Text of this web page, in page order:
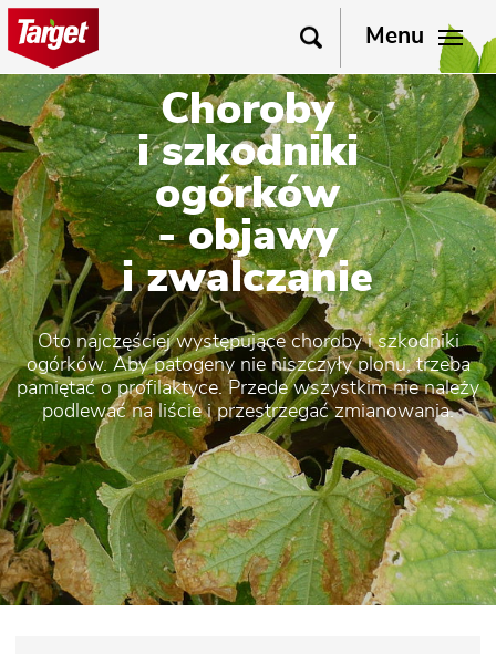
Menu
Choroby
i szkodniki
ogórków
- objawy
i zwalczanie
Oto najczęściej występujące choroby i szkodniki
ogórków. Aby patogeny nie niszczyły plonu, trzeba
pamiętać o profilaktyce. Przede wszystkim nie należy
podlewać na liście i przestrzegać zmianowania.